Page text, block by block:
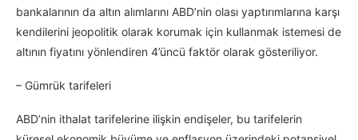
bankalarının da altın alımlarını ABD’nin olası yaptırımlarına karşı
kendilerini jeopolitik olarak korumak için kullanmak istemesi de
altının fiyatını yönlendiren 4’üncü faktör olarak gösteriliyor.
– Gümrük tarifeleri
ABD’nin ithalat tarifelerine ilişkin endişeler, bu tarifelerin